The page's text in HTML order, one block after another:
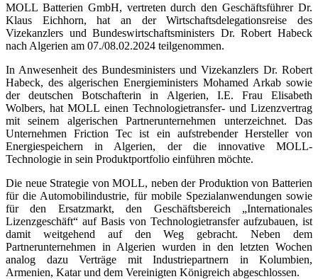
MOLL Batterien GmbH, vertreten durch den Geschäftsführer Dr.
Klaus Eichhorn, hat an der Wirtschaftsdelegationsreise des
Vizekanzlers und Bundeswirtschaftsministers Dr. Robert Habeck
nach Algerien am 07./08.02.2024 teilgenommen.
In Anwesenheit des Bundesministers und Vizekanzlers Dr. Robert
Habeck, des algerischen Energieministers Mohamed Arkab sowie
der deutschen Botschafterin in Algerien, I.E. Frau Elisabeth
Wolbers, hat MOLL einen Technologietransfer- und Lizenzvertrag
mit seinem algerischen Partnerunternehmen unterzeichnet. Das
Unternehmen Friction Tec ist ein aufstrebender Hersteller von
Energiespeichern in Algerien, der die innovative MOLL-
Technologie in sein Produktportfolio einführen möchte.
Die neue Strategie von MOLL, neben der Produktion von Batterien
für die Automobilindustrie, für mobile Spezialanwendungen sowie
für den Ersatzmarkt, den Geschäftsbereich „Internationales
Lizenzgeschäft“ auf Basis von Technologietransfer aufzubauen, ist
damit weitgehend auf den Weg gebracht. Neben dem
Partnerunternehmen in Algerien wurden in den letzten Wochen
analog dazu Verträge mit Industriepartnern in Kolumbien,
Armenien, Katar und dem Vereinigten Königreich abgeschlossen.